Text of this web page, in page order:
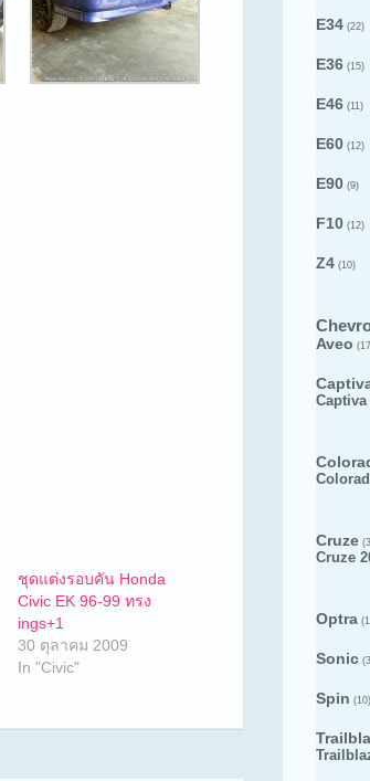
ชุดแต่งรอบคัน Honda
Civic EK 96-99 ทรง
ings+1
30 ตุลาคม 2009
In "Civic"
E34 (22)
E36 (15)
E46 (11)
E60 (12)
E90 (9)
F10 (12)
Z4 (10)
Aveo
Captiva
Cruze
Cruze
Optra
Sonic
Spin (10)